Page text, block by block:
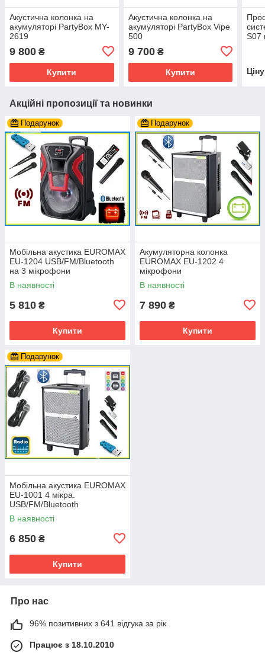
Акустична колонка на
акумуляторі PartyBox MY-
2619
9 800 ₴
Купити
Акустична колонка на
акумуляторі PartyBox Vipe
500
9 700₴
Купити
S07
Акційні пропозиції та новинки
Подарунок
Мобільна акустика EUROMAX
EU-1204 USB/FM/Bluetooth
на 3 мікрофони
В наявності
5 810 ₴
Купити
Подарунок
Акумуляторна колонка
EUROMAX EU-1202 4
мікрофони
В наявності
7 890 ₴
Купити
Подарунок
Мобільна акустика EUROMAX
EU-1001 4 мікра.
USB/FM/Bluetooth
В наявності
6 850 ₴
Купити
Про нас
96% позитивних з 641 відгука за рік
Працює з 18.10.2010